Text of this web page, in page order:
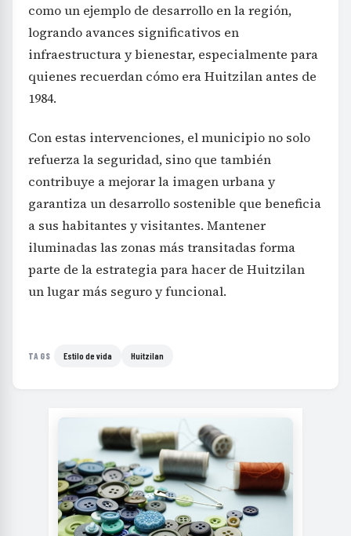
como un ejemplo de desarrollo en la región,
logrando avances significativos en
infraestructura y bienestar, especialmente para
quienes recuerdan cómo era Huitzilan antes de
1984.
Con estas intervenciones, el municipio no solo
refuerza la seguridad, sino que también
contribuye a mejorar la imagen urbana y
garantiza un desarrollo sostenible que beneficia
a sus habitantes y visitantes. Mantener
iluminadas las zonas más transitadas forma
parte de la estrategia para hacer de Huitzilan
un lugar más seguro y funcional.
TAGS Estilo de vida Huitzilan